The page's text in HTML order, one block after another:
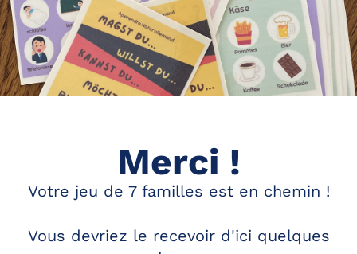
Merci !
Votre jeu de 7 familles est en chemin !
Vous devriez le recevoir d'ici quelques